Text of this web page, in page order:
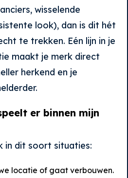
wisselende
look), dan is dit hét
te trekken. Eén lijn in je
maakt je merk direct
herkend en je
er binnen mijn
in dit soort situaties:
locatie of gaat verbouwen.